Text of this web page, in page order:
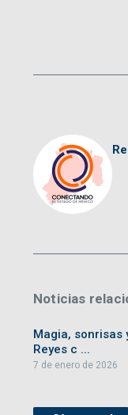
Noticias
Magia, sonrisas
Reyes c ...
7 de enero de 2026